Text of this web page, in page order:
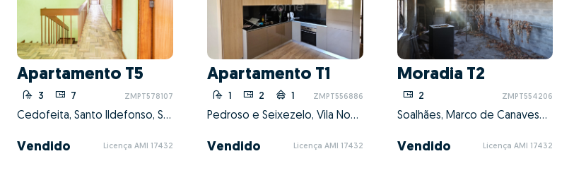
Apartamento T5
3 7 ZMPT578107
Cedofeita, Santo Ildefonso, Sé, Miragaia, São Nicolau e Vitória, Porto, Porto
Vendido Licença AMI 17432
Apartamento T1
1 2 1 ZMPT556886
Pedroso e Seixezelo, Vila Nova de Gaia, Porto
Vendido Licença AMI 17432
Moradia T2
2 ZMPT554206
Soalhães, Marco de Canaveses, Porto
Vendido Licença AMI 17432